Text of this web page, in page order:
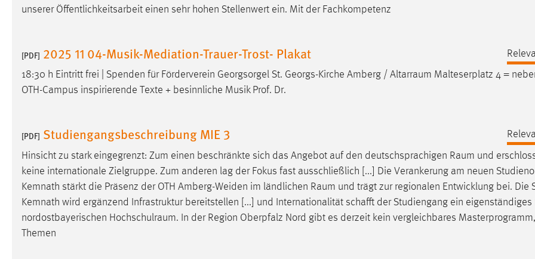
unserer Öffentlichkeitsarbeit einen sehr hohen Stellenwert ein. Mit der Fachkompetenz
[PDF] 2025 11 04-Musik-Mediation-Trauer-Trost- Plakat
18:30 h Eintritt frei | Spenden für Förderverein Georgsorgel St. Georgs-Kirche Amberg / Altarraum Malteserplatz 4 =
OTH-Campus inspirierende Texte + besinnliche Musik Prof. Dr.
[PDF] Studiengangsbeschreibung MIE 3
Hinsicht zu stark eingegrenzt: Zum einen beschränkte sich das Angebot auf den deutschsprachigen Raum und
keine internationale Zielgruppe. Zum anderen lag der Fokus fast ausschließlich [...] Die Verankerung am neuen
Kemnath stärkt die Präsenz der OTH Amberg-Weiden im ländlichen Raum und trägt zur regionalen Entwicklung bei. Die
Kemnath wird ergänzend Infrastruktur bereitstellen [...] und Internationalität schafft der Studiengang ein eigenständiges
nordostbayerischen Hochschulraum. In der Region Oberpfalz Nord gibt es derzeit kein vergleichbares
Themen